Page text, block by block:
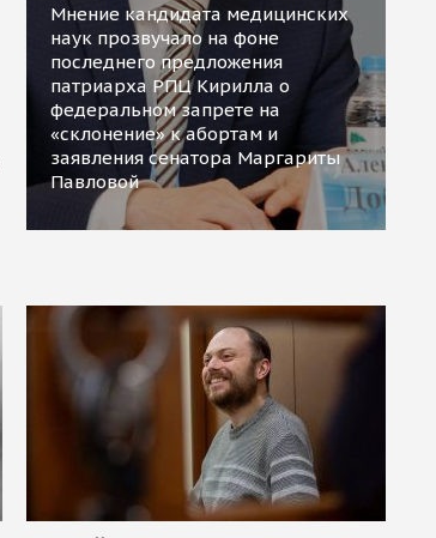
Мнение кандидата медицинских
наук прозвучало на фоне
последнего предложения
патриарха РПЦ Кирилла о
федеральном запрете на
«склонение» к абортам и
заявления сенатора Маргариты
Павловой